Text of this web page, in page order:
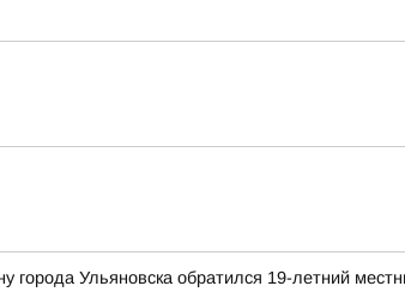
Ульяновска обратился 19-летний